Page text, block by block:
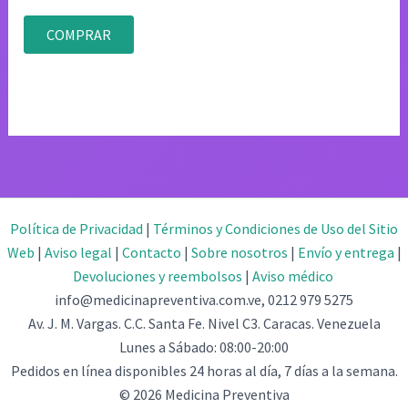
4.75
de 5
original
era:
actual
es:
COMPRAR
Política de Privacidad | Términos y Condiciones de Uso del Sitio
Web | Aviso legal | Contacto | Sobre nosotros | Envío y entrega |
Devoluciones y reembolsos | Aviso médico
info@medicinapreventiva.com.ve, 0212 979 5275
Av. J. M. Vargas. C.C. Santa Fe. Nivel C3. Caracas. Venezuela
Lunes a Sábado: 08:00-20:00
Pedidos en línea disponibles 24 horas al día, 7 días a la semana.
© 2026 Medicina Preventiva